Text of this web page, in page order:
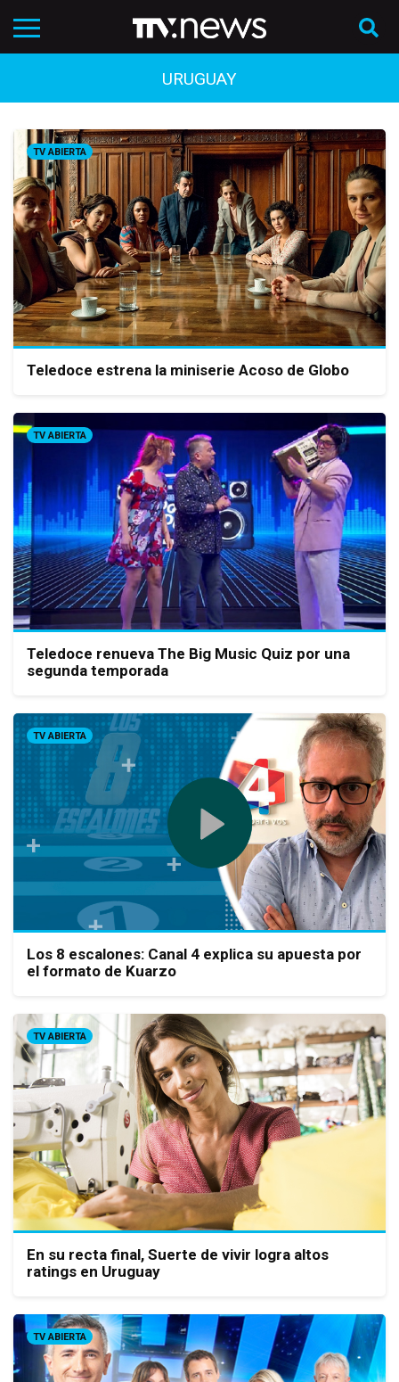
URUGUAY
TV ABIERTA
Teledoce estrena la miniserie Acoso de Globo
TV ABIERTA
Teledoce renueva The Big Music Quiz por una
segunda temporada
TV ABIERTA
Los 8 escalones: Canal 4 explica su apuesta por
el formato de Kuarzo
TV ABIERTA
En su recta final, Suerte de vivir logra altos
ratings en Uruguay
TV ABIERTA